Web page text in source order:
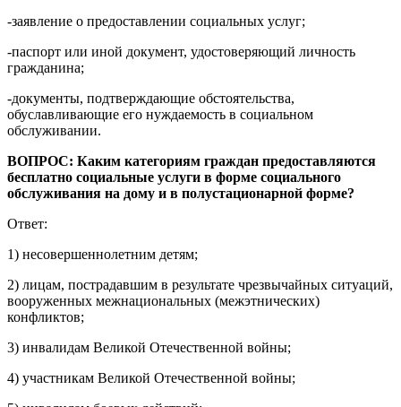
-заявление о предоставлении социальных услуг;
-паспорт или иной документ, удостоверяющий личность
гражданина;
-документы, подтверждающие обстоятельства,
обуславливающие его нуждаемость в социальном
обслуживании.
ВОПРОС: Каким категориям граждан предоставляются
бесплатно социальные услуги в форме социального
обслуживания на дому и в полустационарной форме?
Ответ:
1) несовершеннолетним детям;
2) лицам, пострадавшим в результате чрезвычайных ситуаций,
вооруженных межнациональных (межэтнических)
конфликтов;
3) инвалидам Великой Отечественной войны;
4) участникам Великой Отечественной войны;